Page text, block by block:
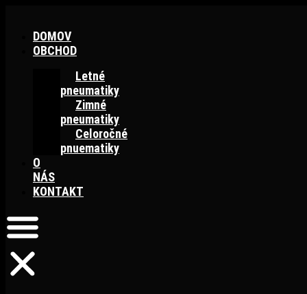
DOMOV
OBCHOD
Letné
pneumatiky
Zimné
pneumatiky
Celoročné
pnuematiky
O
NÁS
KONTAKT